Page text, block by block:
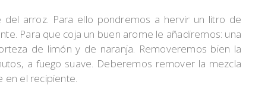
arroz. Para ello pondremos a hervir un litro de
Para que coja un buen arome le añadiremos: una
de limón y de naranja. Removeremos bien la
a fuego suave. Deberemos remover la mezcla
en el recipiente.